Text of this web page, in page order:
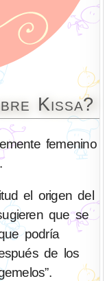
Kissa?
femenino
el origen del
que se
podría
de los